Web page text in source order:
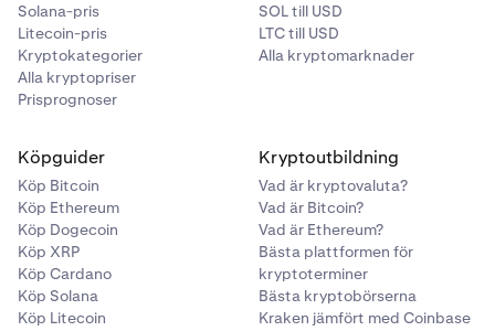
Solana-pris
Litecoin-pris
Kryptokategorier
Alla kryptopriser
Prisprognoser
SOL till USD
LTC till USD
Alla kryptomarknader
Köpguider
Köp Bitcoin
Köp Ethereum
Köp Dogecoin
Köp XRP
Köp Cardano
Köp Solana
Köp Litecoin
Kryptoutbildning
Vad är kryptovaluta?
Vad är Bitcoin?
Vad är Ethereum?
Bästa plattformen för
kryptoterminer
Bästa kryptobörserna
Kraken jämfört med Coinbase